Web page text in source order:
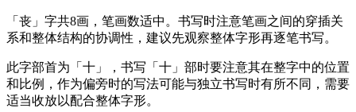
「丧」字共8画，笔画数适中。书写时注意笔画之间的穿插关
系和整体结构的协调性，建议先观察整体字形再逐笔书写。
此字部首为「十」，书写「十」部时要注意其在整字中的位置
和比例，作为偏旁时的写法可能与独立书写时有所不同，需要
适当收放以配合整体字形。